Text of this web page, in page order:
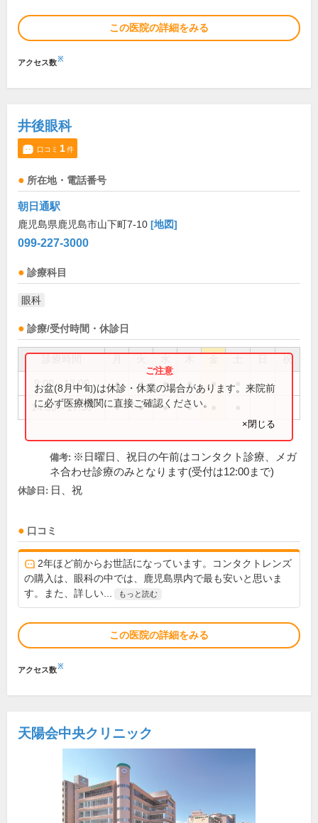
この医院の詳細をみる
アクセス数※
井後眼科
口コミ 1件
所在地・電話番号
朝日通駅
鹿児島県鹿児島市山下町7-10 [地図]
099-227-3000
診療科目
眼科
診療/受付時間・休診日
祝
9:00～13:00 ● ● ● ● ●
14:30～17:30 ● ● ● ●
お盆(8月中旬)は休診・休業の場合があります。来院前
に必ず医療機関に直接ご確認ください。
×閉じる
備考: ※日曜日、祝日の午前はコンタクト診療、メガ
ネ合わせ診療のみとなります(受付は12:00まで)
休診日: 日、祝
口コミ
2年ほど前からお世話になっています。コンタクトレンズ
の購入は、眼科の中では、鹿児島県内で最も安いと思いま
す。また、詳しい...
もっと読む
この医院の詳細をみる
アクセス数※
天陽会中央クリニック